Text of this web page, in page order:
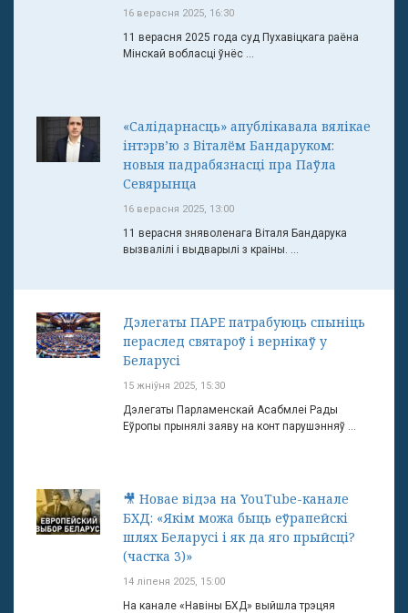
16 верасня 2025, 16:30
11 верасня 2025 года суд Пухавіцкага раёна
Мінскай вобласці ўнёс ...
«Салідарнасць» апублікавала вялікае
інтэрв’ю з Віталём Бандаруком:
новыя падрабязнасці пра Паўла
Севярынца
16 верасня 2025, 13:00
11 верасня зняволенага Віталя Бандарука
вызвалілі і выдварылі з краіны. ...
Дэлегаты ПАРЕ патрабуюць спыніць
пераслед святароў і вернікаў у
Беларусі
15 жніўня 2025, 15:30
Дэлегаты Парламенскай Асабмлеі Рады
Еўропы прынялі заяву на конт парушэнняў ...
🎥 Новае відэа на YouTube-канале
БХД: «Якім можа быць еўрапейскі
шлях Беларусі і як да яго прыйсці?
(частка 3)»
14 ліпеня 2025, 15:00
На канале «Навіны БХД» выйшла трэцяя